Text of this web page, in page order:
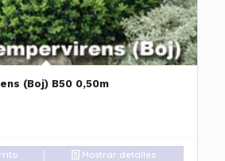
(Boj) B50 0,50m
Mostrar detalles